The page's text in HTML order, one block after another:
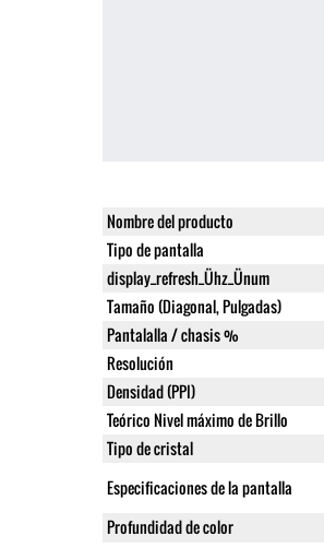
Nombre del producto
Tipo de pantalla
display_refresh_Ühz_Ünum
Tamaño (Diagonal, Pulgadas)
Pantalalla / chasis %
Resolución
Densidad (PPI)
Teórico Nivel máximo de Brillo
Tipo de cristal
Especificaciones de la pantalla
Profundidad de color